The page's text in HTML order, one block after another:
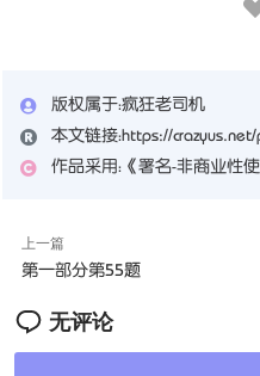
版权属于：疯狂老司机
本文链接：https://crazyus.net/
作品采用： 《署名-非商业性使用-
上一篇
第一部分第55题
无评论